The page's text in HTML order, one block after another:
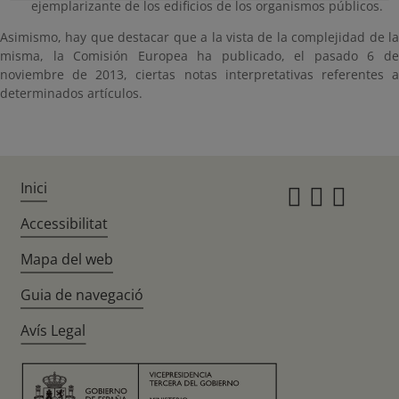
ejemplarizante de los edificios de los organismos públicos.
Asimismo, hay que destacar que a la vista de la complejidad de la
misma, la Comisión Europea ha publicado, el pasado 6 de
noviembre de 2013, ciertas notas interpretativas referentes a
determinados artículos.
Inici
Accessibilitat
Mapa del web
Guia de navegació
Avís Legal